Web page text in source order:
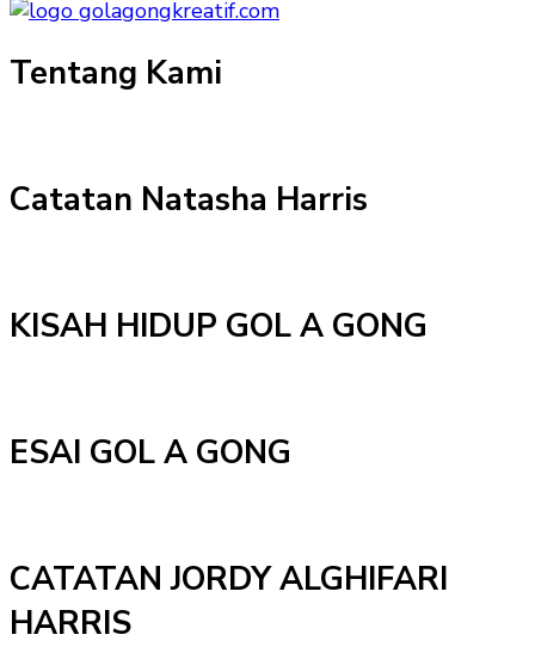
Tentang Kami
Catatan Natasha Harris
KISAH HIDUP GOL A GONG
ESAI GOL A GONG
CATATAN JORDY ALGHIFARI
HARRIS